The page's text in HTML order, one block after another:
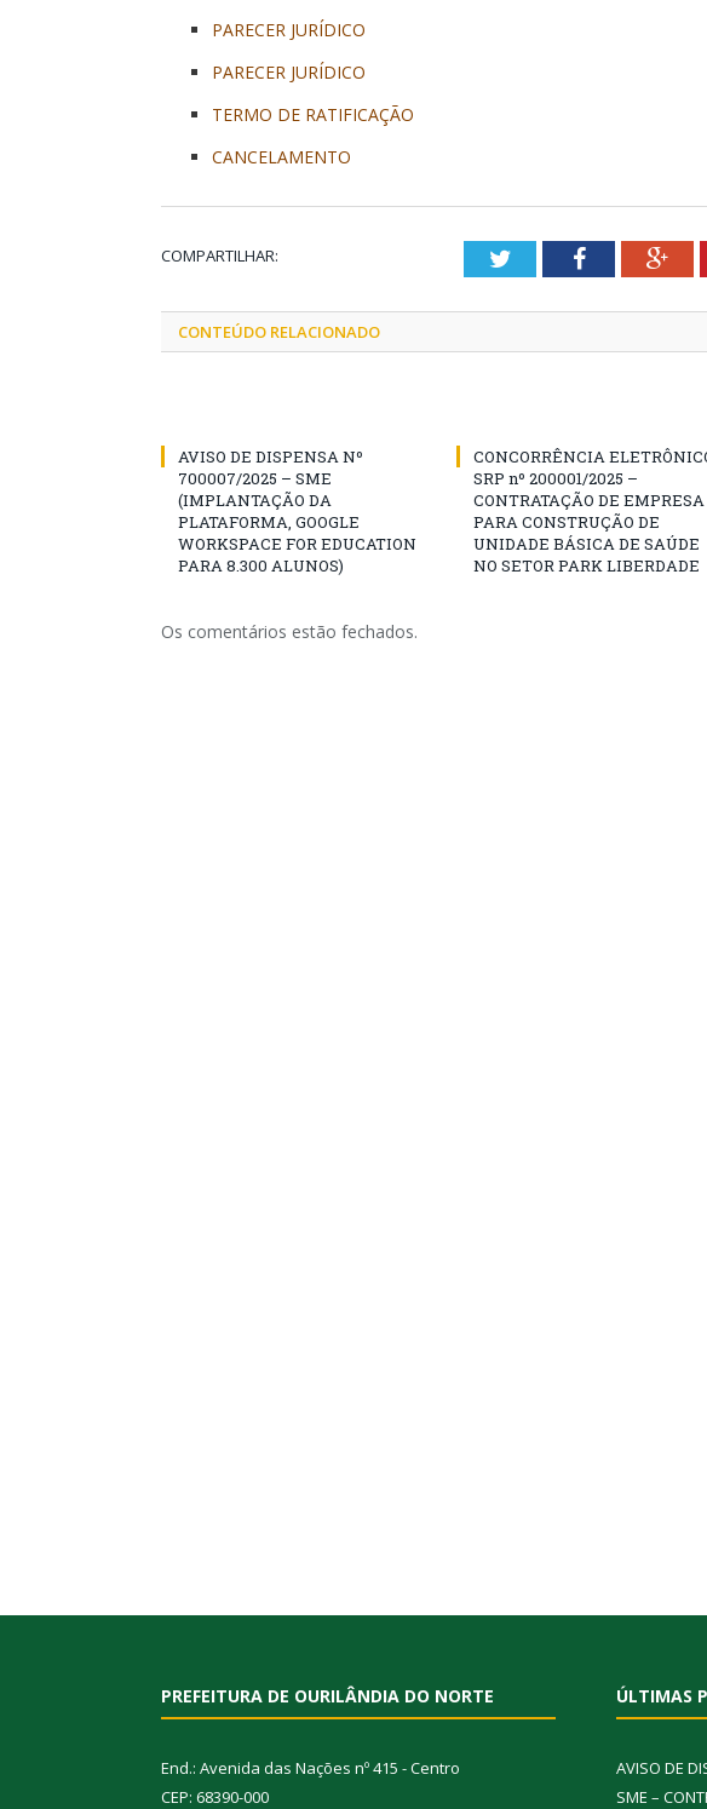
PARECER JURÍDICO
PARECER JURÍDICO
TERMO DE RATIFICAÇÃO
CANCELAMENTO
COMPARTILHAR: TwitterFacebook
CONTEÚDO RELACIONADO
AVISO DE DISPENSA Nº
700007/2025 – SME
(IMPLANTAÇÃO DA
PLATAFORMA, GOOGLE
WORKSPACE FOR EDUCATION
PARA 8.300 ALUNOS)
CONCORRÊNCIA
SRP nº 200001/2025 –
CONTRATAÇÃO DE EMPRESA
PARA CONSTRUÇÃO DE
UNIDADE BÁSICA DE SAÚDE
NO SETOR PARK LIBERDADE
Os comentários estão fechados.
PREFEITURA DE OURILÂNDIA DO NORTE
End.: Avenida das Nações nº 415 - Centro
CEP: 68390-000
ÚLTIMAS
AVISO DE
SME –